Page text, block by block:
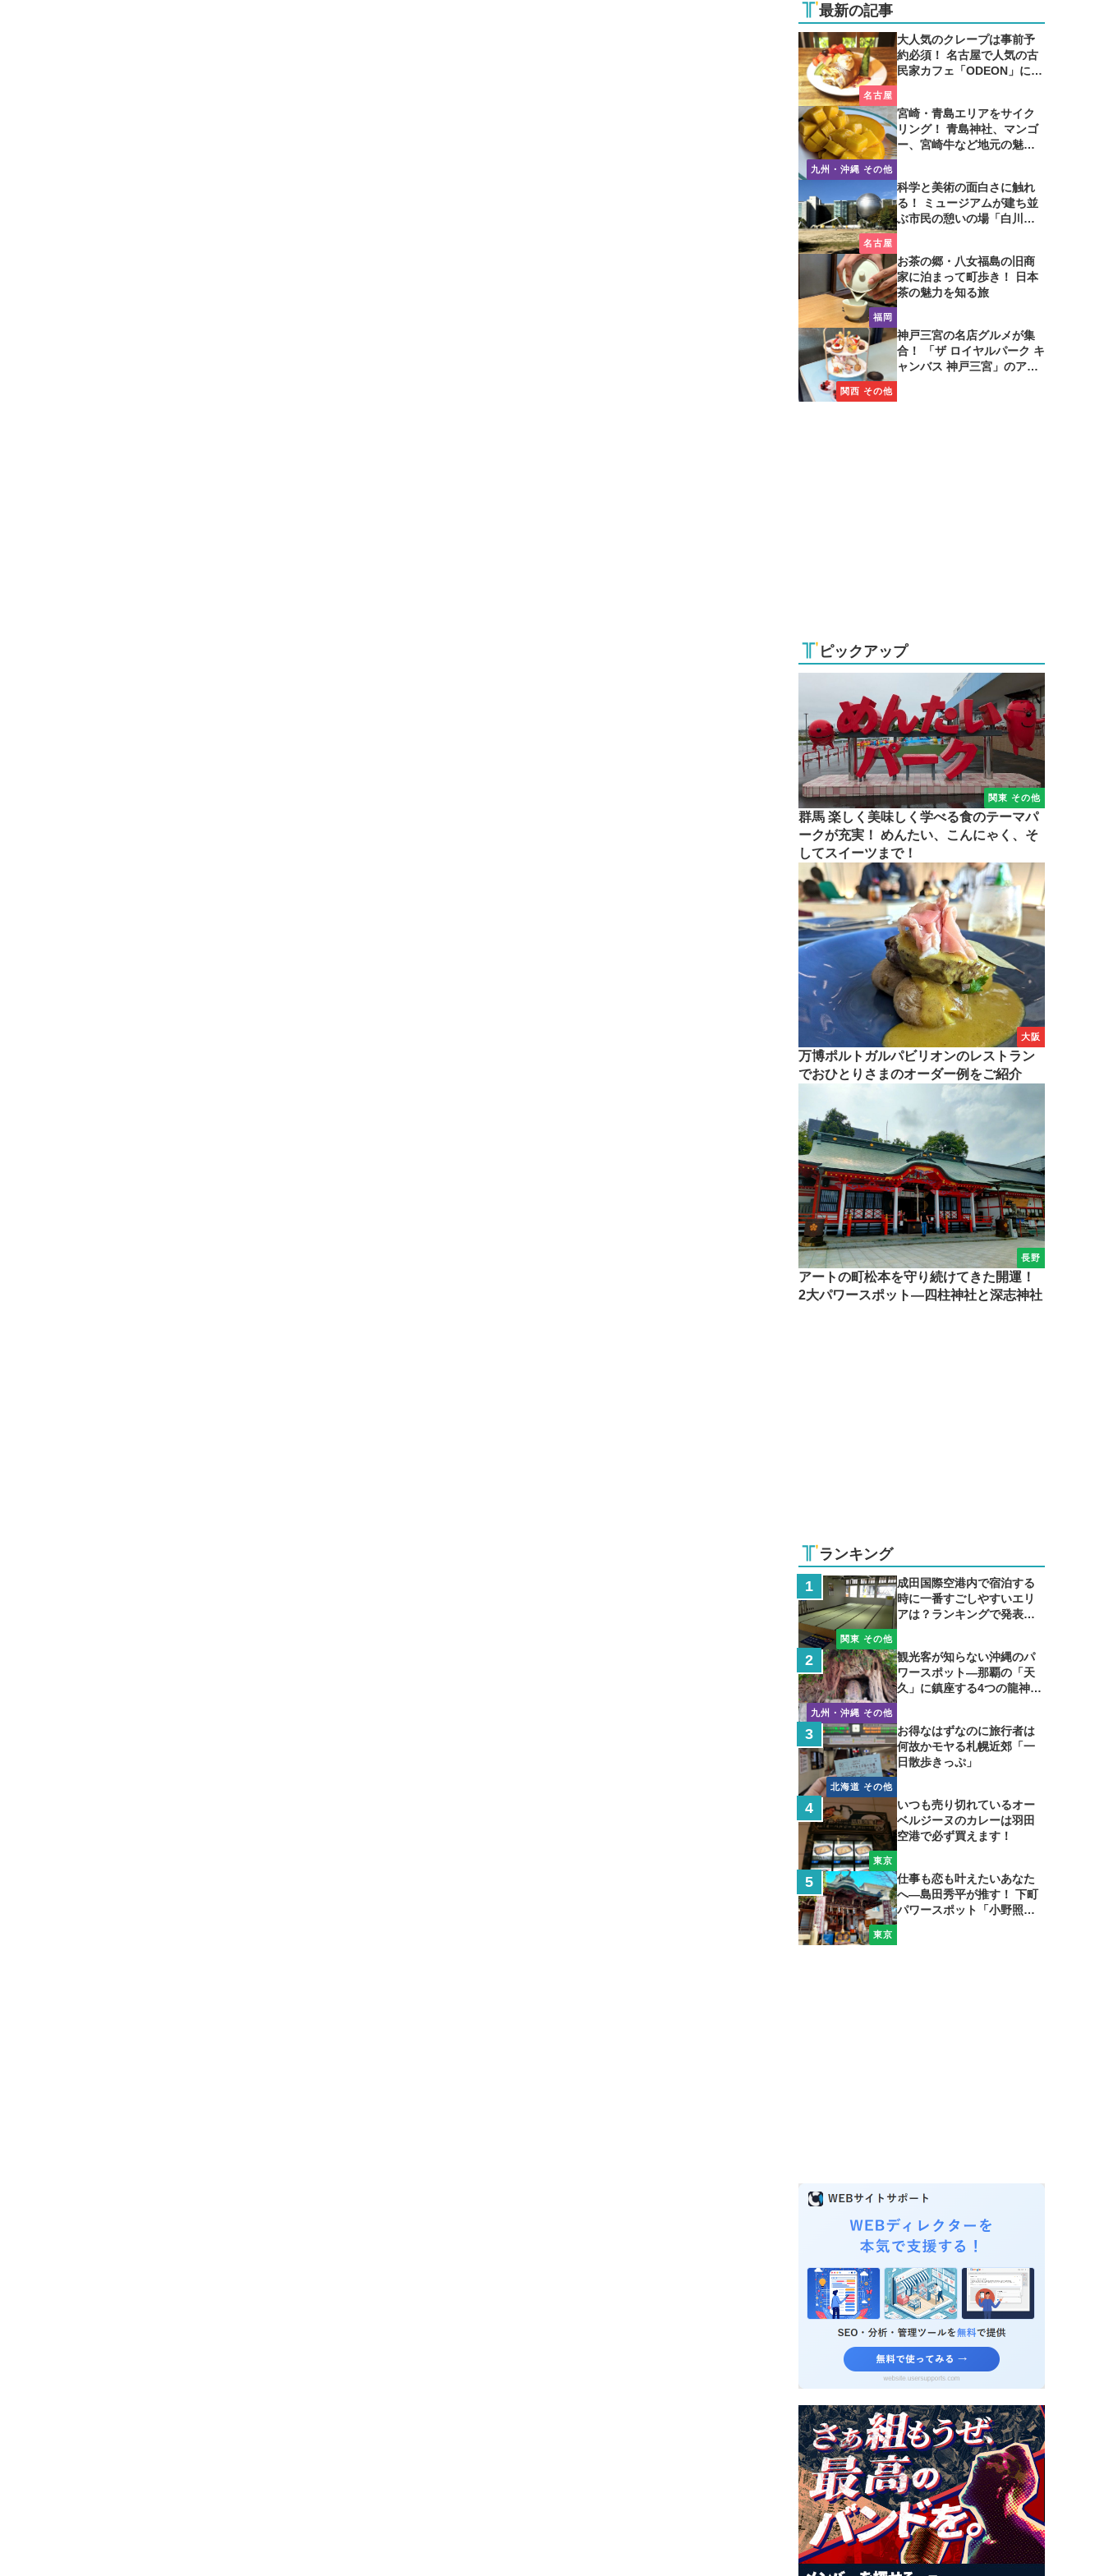
最新の記事
名古屋
大人気のクレープは事前予
約必須！ 名古屋で人気の古
民家カフェ「ODEON」に行
九州・沖縄 その他
宮崎・青島エリアをサイク
リング！ 青島神社、マンゴ
ー、宮崎牛など地元の魅力
名古屋
科学と美術の面白さに触れ
る！ ミュージアムが建ち並
ぶ市民の憩いの場「白川公
福岡
お茶の郷・八女福島の旧商
家に泊まって町歩き！ 日本
茶の魅力を知る旅
関西 その他
神戸三宮の名店グルメが集
合！ 「ザ ロイヤルパーク キ
ャンバス 神戸三宮」のアフ
ピックアップ
関東 その他
群馬 楽しく美味しく学べる食のテーマパ
ークが充実！ めんたい、こんにゃく、そ
してスイーツまで！
大阪
万博ポルトガルパビリオンのレストラン
でおひとりさまのオーダー例をご紹介
長野
アートの町松本を守り続けてきた開運！
2大パワースポット―四柱神社と深志神社
ランキング
関東 その他
成田国際空港内で宿泊する
時に一番すごしやすいエリ
アは？ランキングで発表し
九州・沖縄 その他
観光客が知らない沖縄のパ
ワースポット―那覇の「天
久」に鎮座する4つの龍神の
北海道 その他
お得なはずなのに旅行者は
何故かモヤる札幌近郊「一
日散歩きっぷ」
東京
いつも売り切れているオー
ベルジーヌのカレーは羽田
空港で必ず買えます！
東京
仕事も恋も叶えたいあなた
へ―島田秀平が推す！ 下町
パワースポット「小野照崎